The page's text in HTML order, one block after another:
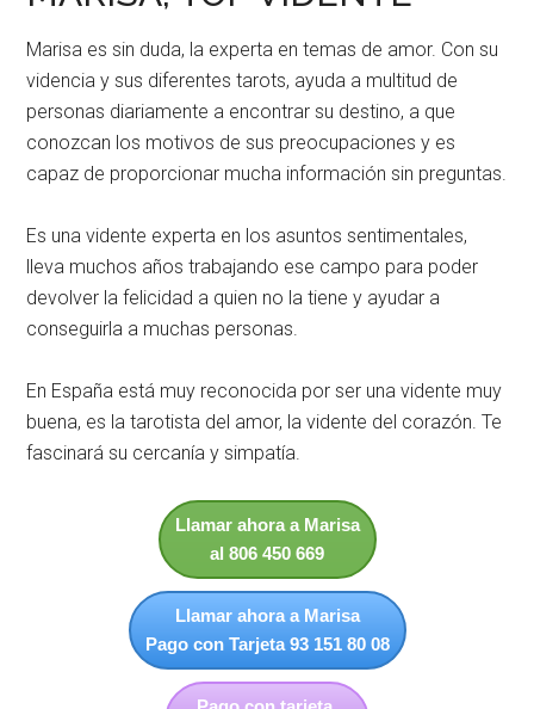
Marisa es sin duda, la experta en temas de amor. Con su
videncia y sus diferentes tarots, ayuda a multitud de
personas diariamente a encontrar su destino, a que
conozcan los motivos de sus preocupaciones y es
capaz de proporcionar mucha información sin preguntas.
Es una vidente experta en los asuntos sentimentales,
lleva muchos años trabajando ese campo para poder
devolver la felicidad a quien no la tiene y ayudar a
conseguirla a muchas personas.
En España está muy reconocida por ser una vidente muy
buena, es la tarotista del amor, la vidente del corazón. Te
fascinará su cercanía y simpatía.
Llamar ahora a Marisa
al 806 450 669
Llamar ahora a Marisa
Pago con Tarjeta 93 151 80 08